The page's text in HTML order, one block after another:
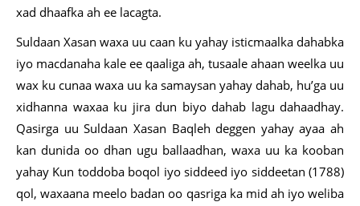
xad dhaafka ah ee lacagta.
Suldaan Xasan waxa uu caan ku yahay isticmaalka dahabka
iyo macdanaha kale ee qaaliga ah, tusaale ahaan weelka uu
wax ku cunaa waxa uu ka samaysan yahay dahab, hu’ga uu
xidhanna waxaa ku jira dun biyo dahab lagu dahaadhay.
Qasirga uu Suldaan Xasan Baqleh deggen yahay ayaa ah
kan dunida oo dhan ugu ballaadhan, waxa uu ka kooban
yahay Kun toddoba boqol iyo siddeed iyo siddeetan (1788)
qol, waxaana meelo badan oo qasriga ka mid ah iyo weliba